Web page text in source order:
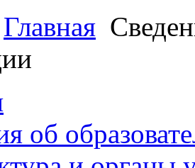
Главная
об